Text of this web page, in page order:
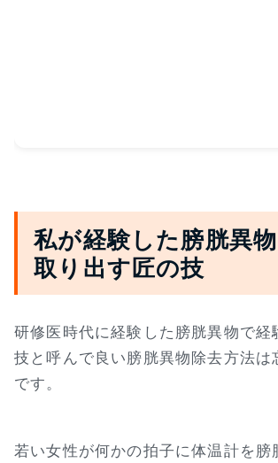
私が経験した膀胱異
取り出す匠の技
研修医時代に経験した膀胱異物で経
技と呼んで良い膀胱異物除去方法は
です。
若い女性が何かの拍子に体温計を膀